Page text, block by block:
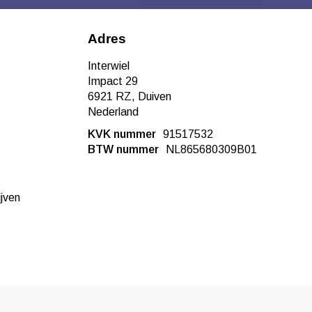
Adres
Interwiel
Impact 29
6921 RZ, Duiven
Nederland
KVK nummer 91517532
BTW nummer
NL865680309B01